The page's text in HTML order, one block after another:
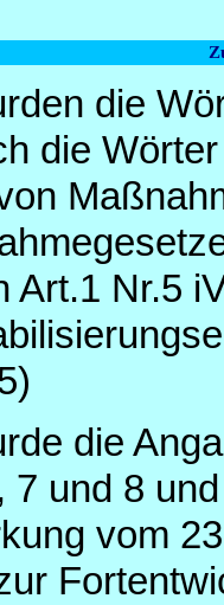
die
die
Art.1 Nr.5
die
7 und 8
vom